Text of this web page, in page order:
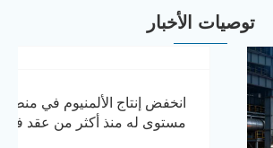
توصيات الأخبار